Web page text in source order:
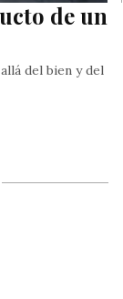
de un
del bien y del